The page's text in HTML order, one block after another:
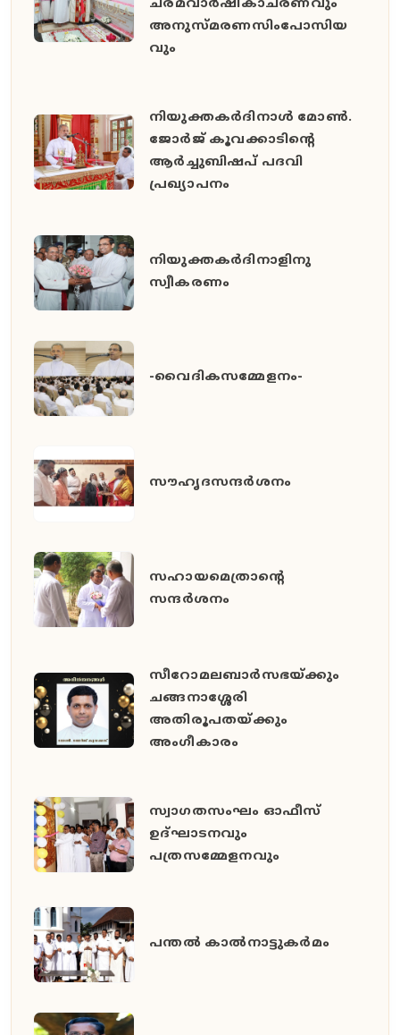
ചരമവാർഷികാചരണവും
അനുസ്മരണസിംപോസിയ
വും
നിയുക്തകർദിനാൾ മോൺ.
ജോർജ് കൂവക്കാടിൻ്റെ
ആർച്ചുബിഷപ് പദവി
പ്രഖ്യാപനം
നിയുക്തകർദിനാളിനു
സ്വീകരണം
-വൈദികസമ്മേളനം-
സൗഹൃദസന്ദർശനം
സഹായമെത്രാന്റെ
സന്ദർശനം
സീറോമലബാർസഭയ്ക്കും
ചങ്ങനാശ്ശേരി
അതിരൂപതയ്ക്കും
അംഗീകാരം
സ്വാഗതസംഘം ഓഫീസ്
ഉദ്ഘാടനവും
പത്രസമ്മേളനവും
പന്തൽ കാൽനാട്ടുകർമം